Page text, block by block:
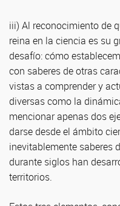
iii) Al reconocimiento de
reina en la ciencia es su
desafío: cómo
con saberes de otras
vistas a comprender y
diversas como la
mencionar apenas dos
darse desde el ámbito
inevitablemente saberes
durante siglos han
territorios.